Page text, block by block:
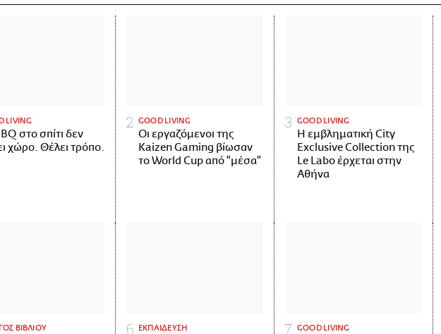
LIVING
στο σπίτι δεν
χώρο. Θέλει τρόπο.
GOOD LIVING
Οι εργαζόμενοι της
Kaizen Gaming βίωσαν
το World Cup από "μέσα"
GOOD LIVING
Η εμβληματική City
Exclusive Collection της
Le Labo έρχεται στην
Αθήνα
ΒΙΒΛΙΟΥ ΕΚΠΑΙΔΕΥΣΗ GOOD LIVING